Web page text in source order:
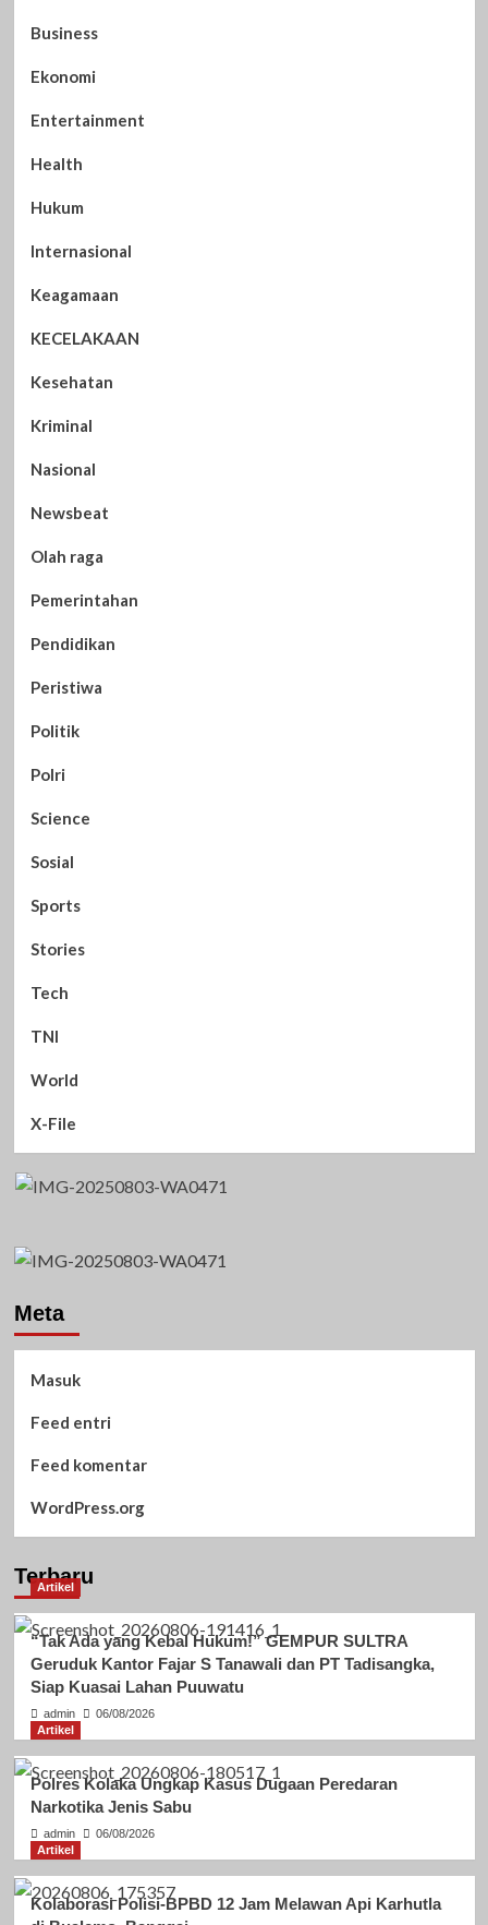
Business
Ekonomi
Entertainment
Health
Hukum
Internasional
Keagamaan
KECELAKAAN
Kesehatan
Kriminal
Nasional
Newsbeat
Olah raga
Pemerintahan
Pendidikan
Peristiwa
Politik
Polri
Science
Sosial
Sports
Stories
Tech
TNI
World
X-File
Meta
Masuk
Feed entri
Feed komentar
WordPress.org
Terbaru
Artikel
“Tak Ada yang Kebal Hukum!” GEMPUR SULTRA
Geruduk Kantor Fajar S Tanawali dan PT Tadisangka,
Siap Kuasai Lahan Puuwatu
admin
06/08/2026
Artikel
Polres Kolaka Ungkap Kasus Dugaan Peredaran
Narkotika Jenis Sabu
admin
06/08/2026
Artikel
Kolaborasi Polisi-BPBD 12 Jam Melawan Api Karhutla